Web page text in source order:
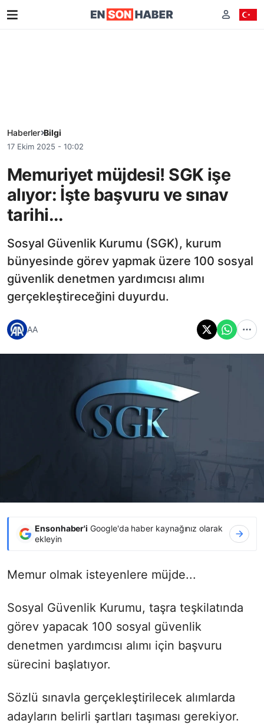
Haberler Bilgi
17 Ekim 2025 - 10:02
Memuriyet müjdesi! SGK işe
alıyor: İşte başvuru ve sınav
tarihi...
Sosyal Güvenlik Kurumu (SGK), kurum
bünyesinde görev yapmak üzere 100 sosyal
güvenlik denetmen yardımcısı alımı
gerçekleştireceğini duyurdu.
AA
Ensonhaber'i Google'da haber kaynağınız olarak
ekleyin
Memur olmak isteyenlere müjde...
Sosyal Güvenlik Kurumu, taşra teşkilatında
görev yapacak 100 sosyal güvenlik
denetmen yardımcısı alımı için başvuru
sürecini başlatıyor.
Sözlü sınavla gerçekleştirilecek alımlarda
adayların belirli şartları taşıması gerekiyor.